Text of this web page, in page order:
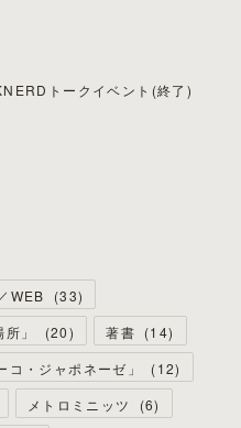
トークイベント(終了)
WEB
(33)
」
(20) 著書 (14)
コ・ジャポネーゼ」 (12)
メトロミニッツ (6)